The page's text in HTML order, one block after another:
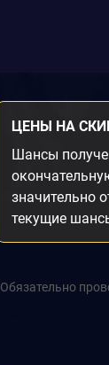
ЦЕНЫ НА
Шансы
значительно
текущие
Обязательно